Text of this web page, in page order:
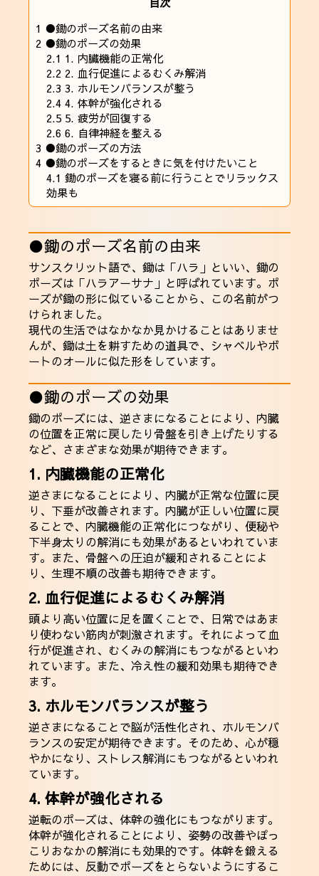
1 ●鋤のポーズ名前の由来
2 ●鋤のポーズの効果
2.1 1. 内臓機能の正常化
2.2 2. 血行促進によるむくみ解消
2.3 3. ホルモンバランスが整う
2.4 4. 体幹が強化される
2.5 5. 疲労が回復する
2.6 6. 自律神経を整える
3 ●鋤のポーズの方法
4 ●鋤のポーズをするときに気を付けたいこと
4.1 鋤のポーズを寝る前に行うことでリラックス
効果も
●鋤のポーズ名前の由来
サンスクリット語で、鋤は「ハラ」といい、鋤の
ポーズは「ハラアーサナ」と呼ばれています。ポ
ーズが鋤の形に似ていることから、この名前がつ
けられました。
現代の生活ではなかなか見かけることはありませ
んが、鋤は土を耕すための道具で、シャベルやボ
ートのオールに似た形をしています。
●鋤のポーズの効果
鋤のポーズには、逆さまになることにより、内臓
の位置を正常に戻したり骨盤を引き上げたりする
など、さまざまな効果が期待できます。
1. 内臓機能の正常化
逆さまになることにより、内臓が正常な位置に戻
り、下垂が改善されます。内臓が正しい位置に戻
ることで、内臓機能の正常化につながり、便秘や
下半身太りの解消にも効果があるといわれていま
す。また、骨盤への圧迫が緩和されることによ
り、生理不順の改善も期待できます。
2. 血行促進によるむくみ解消
頭より高い位置に足を置くことで、日常ではあま
り使わない筋肉が刺激されます。それによって血
行が促進され、むくみの解消にもつながるといわ
れています。また、冷え性の緩和効果も期待でき
ます。
3. ホルモンバランスが整う
逆さまになることで脳が活性化され、ホルモンバ
ランスの安定が期待できます。そのため、心が穏
やかになり、ストレス解消にもつながるといわれ
ています。
4. 体幹が強化される
逆転のポーズは、体幹の強化にもつながります。
体幹が強化されることにより、姿勢の改善やぽっ
こりおなかの解消にも効果的です。体幹を鍛える
ためには、反動でポーズをとらないようにするこ